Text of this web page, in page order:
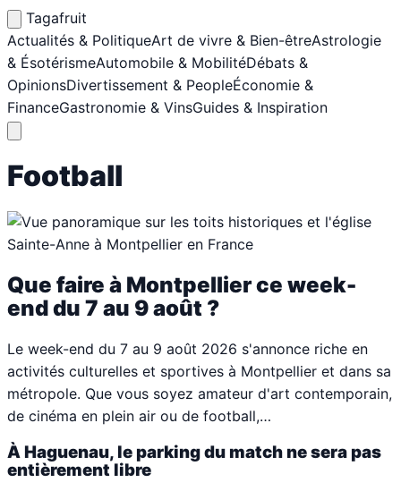
Tagafruit
Actualités & PolitiqueArt de vivre & Bien-êtreAstrologie
& ÉsotérismeAutomobile & MobilitéDébats &
OpinionsDivertissement & PeopleÉconomie &
FinanceGastronomie & VinsGuides & Inspiration
Football
Que faire à Montpellier ce week-
end du 7 au 9 août ?
Le week-end du 7 au 9 août 2026 s'annonce riche en
activités culturelles et sportives à Montpellier et dans sa
métropole. Que vous soyez amateur d'art contemporain,
de cinéma en plein air ou de football,…
À Haguenau, le parking du match ne sera pas
entièrement libre